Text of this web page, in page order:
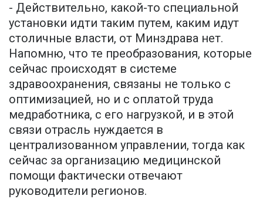
- Действительно, какой-то специальной
установки идти таким путем, каким идут
столичные власти, от Минздрава нет.
Напомню, что те преобразования, которые
сейчас происходят в системе
здравоохранения, связаны не только с
оптимизацией, но и с оплатой труда
медработника, с его нагрузкой, и в этой
связи отрасль нуждается в
централизованном управлении, тогда как
сейчас за организацию медицинской
помощи фактически отвечают
руководители регионов.